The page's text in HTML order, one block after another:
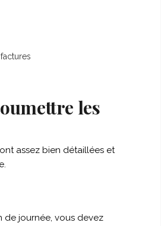
les
assez bien détaillées et
de journée, vous devez